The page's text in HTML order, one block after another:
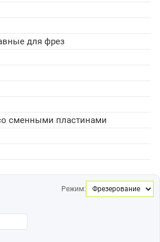
для фрез
сменными пластинами
Режим: